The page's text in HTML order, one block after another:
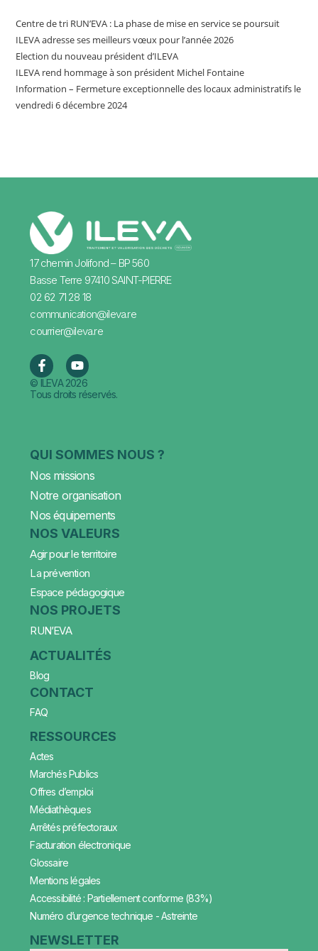
Centre de tri RUN’EVA : La phase de mise en service se poursuit
ILEVA adresse ses meilleurs vœux pour l’année 2026
Election du nouveau président d’ILEVA
ILEVA rend hommage à son président Michel Fontaine
Information – Fermeture exceptionnelle des locaux administratifs le
vendredi 6 décembre 2024
17 chemin Jolifond – BP 560
Basse Terre 97410 SAINT-PIERRE
02 62 71 28 18
communication@ileva.re
courrier@ileva.re
© ILEVA 2026
Tous droits réservés.
QUI SOMMES NOUS ?
Nos missions
Notre organisation
Nos équipements
NOS VALEURS
Agir pour le territoire
La prévention
Espace pédagogique
NOS PROJETS
RUN’EVA
ACTUALITÉS
Blog
CONTACT
FAQ
RESSOURCES
Actes
Marchés Publics
Offres d’emploi
Médiathèques
Arrêtés préfectoraux
Facturation électronique
Glossaire
Mentions légales
Accessibilité : Partiellement conforme (83%)
Numéro d’urgence technique - Astreinte
NEWSLETTER